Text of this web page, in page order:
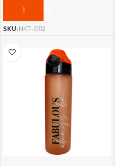
ADAUGĂ ÎN COȘ
SKU:NKT-0112